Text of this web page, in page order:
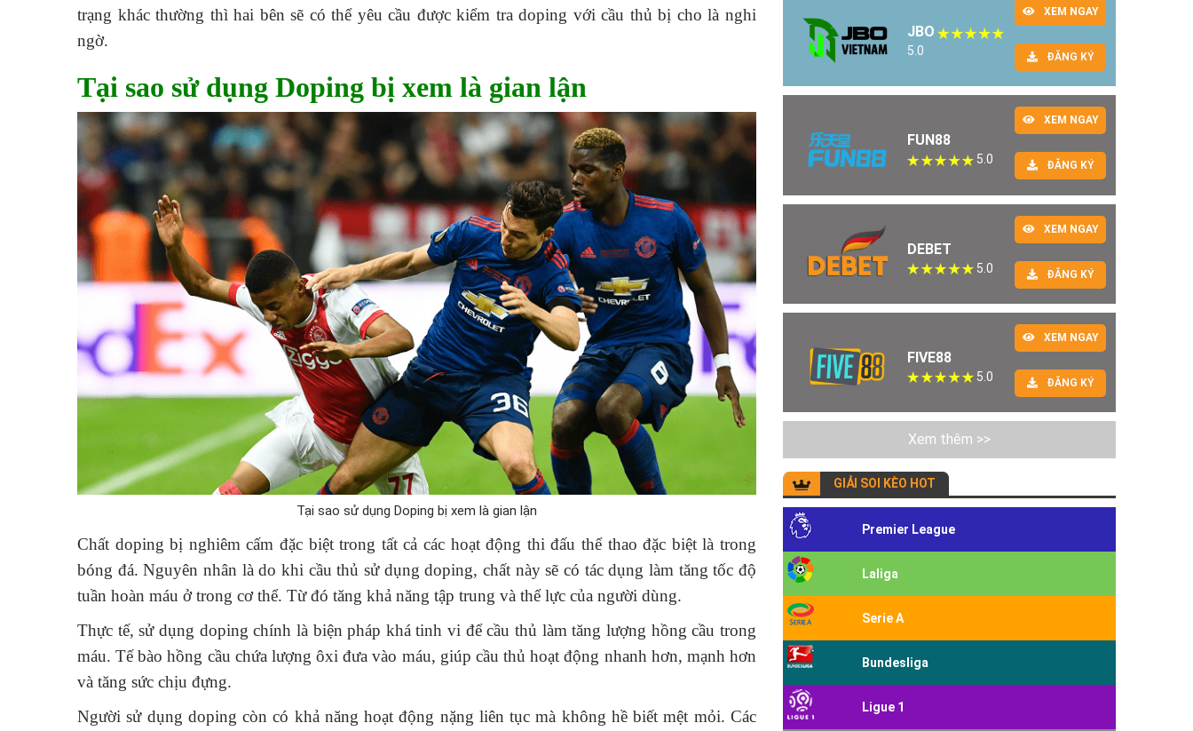
trạng khác thường thì hai bên sẽ có thể yêu cầu được kiểm tra doping với cầu thủ bị cho là nghi
ngờ.
Tại sao sử dụng Doping bị xem là gian lận
Tại sao sử dụng Doping bị xem là gian lận
Chất doping bị nghiêm cấm đặc biệt trong tất cả các hoạt động thi đấu thể thao đặc biệt là trong
bóng đá. Nguyên nhân là do khi cầu thủ sử dụng doping, chất này sẽ có tác dụng làm tăng tốc độ
tuần hoàn máu ở trong cơ thể. Từ đó tăng khả năng tập trung và thể lực của người dùng.
Thực tế, sử dụng doping chính là biện pháp khá tinh vi để cầu thủ làm tăng lượng hồng cầu trong
máu. Tế bào hồng cầu chứa lượng ôxi đưa vào máu, giúp cầu thủ hoạt động nhanh hơn, mạnh hơn
và tăng sức chịu đựng.
Người sử dụng doping còn có khả năng hoạt động nặng liên tục mà không hề biết mệt mỏi. Các
JBO
5.0
XEM NGAY
ĐĂNG KÝ
FUN88
5.0
XEM NGAY
ĐĂNG KÝ
DEBET
5.0
XEM NGAY
ĐĂNG KÝ
FIVE88
5.0
XEM NGAY
ĐĂNG KÝ
Xem thêm >>
GIẢI SOI KÈO HOT
Premier League
Laliga
Serie A
Bundesliga
Ligue 1